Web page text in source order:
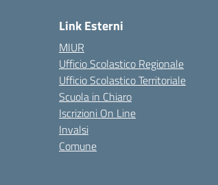
Link Esterni
MIUR
Ufficio Scolastico Regionale
Ufficio Scolastico Territoriale
Scuola in Chiaro
Iscrizioni On Line
Invalsi
Comune